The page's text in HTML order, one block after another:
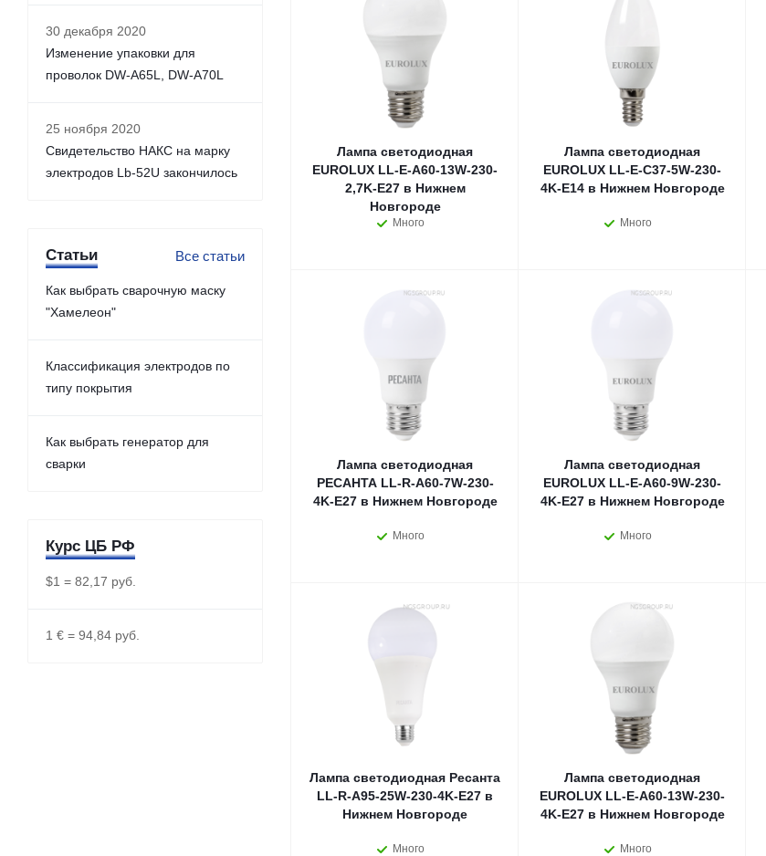
Лампа светодиодная
EUROLUX LL-E-A60-13W-230-
2,7K-E27 в Нижнем
Новгороде
Много
Лампа светодиодная
EUROLUX LL-E-C37-5W-230-
4K-E14 в Нижнем Новгороде
Много
Лампа светодиодная
РЕСАНТА LL-R-A60-7W-230-
4K-E27 в Нижнем Новгороде
Много
Лампа светодиодная
EUROLUX LL-E-A60-9W-230-
4K-E27 в Нижнем Новгороде
Много
Лампа светодиодная Ресанта
LL-R-A95-25W-230-4K-E27 в
Нижнем Новгороде
Много
Лампа светодиодная
EUROLUX LL-E-A60-13W-230-
4K-E27 в Нижнем Новгороде
Много
30 декабря 2020
Изменение упаковки для
проволок DW-A65L, DW-A70L
25 ноября 2020
Свидетельство НАКС на марку
электродов Lb-52U закончилось
Статьи Все статьи
Как выбрать сварочную маску
"Хамелеон"
Классификация электродов по
типу покрытия
Как выбрать генератор для
сварки
Курс ЦБ РФ
$1 = 82,17 руб.
1 € = 94,84 руб.